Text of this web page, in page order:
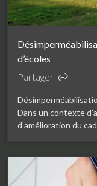
d’écoles
Partager
Dans un contexte
d’amélioration du